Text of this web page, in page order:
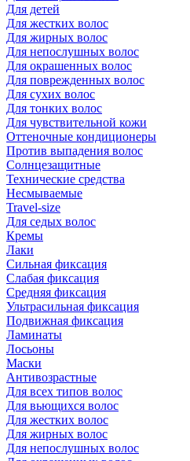
Для детей
Для жестких волос
Для жирных волос
Для непослушных волос
Для окрашенных волос
Для поврежденных волос
Для сухих волос
Для тонких волос
Для чувствительной кожи
Оттеночные кондиционеры
Против выпадения волос
Солнцезащитные
Технические средства
Несмываемые
Travel-size
Для седых волос
Кремы
Лаки
Сильная фиксация
Слабая фиксация
Средняя фиксация
Ультрасильная фиксация
Подвижная фиксация
Ламинаты
Лосьоны
Маски
Антивозрастные
Для всех типов волос
Для вьющихся волос
Для жестких волос
Для жирных волос
Для непослушных волос